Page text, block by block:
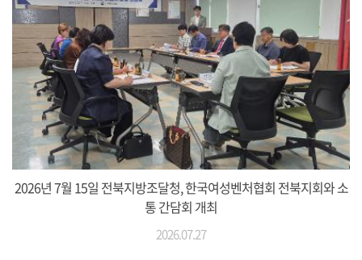
2026년 7월 15일 전북지방조달청, 한국여성벤처협회 전북지회와 소
통 간담회 개최
2026.07.27